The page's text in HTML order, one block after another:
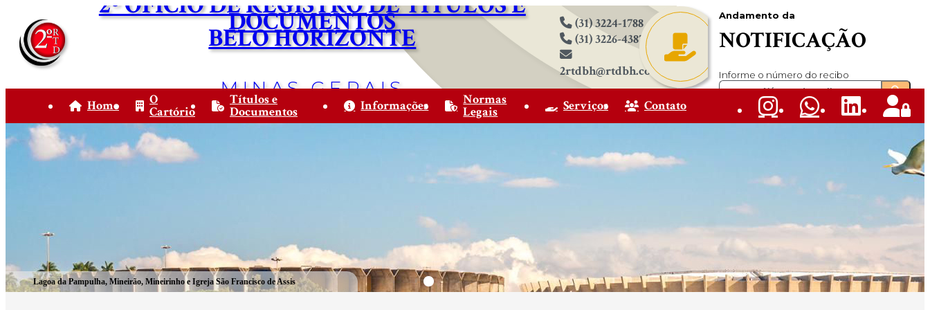
DOCUMENTOS
BELO HORIZONTE
MINAS GERAIS
(31) 3224-1788
(31) 3226-4387
2rtdbh@rtdbh.com.br
Andamento da
NOTIFICAÇÃO
Informe o número do recibo
Não localiza o número?
Home O
Cartório
Títulos e
Documentos Informações Normas
Legais Serviços Contato
Lagoa da Pampulha, Mineirão, Mineirinho e Igreja São Francisco de Assis